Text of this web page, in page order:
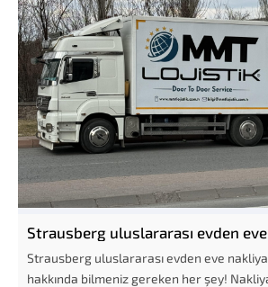
Strausberg uluslararası evden
Strausberg uluslararası evden eve
hakkında bilmeniz gereken her şey!